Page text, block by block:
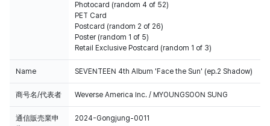
Photocard (random 4 of 52)
PET Card
Postcard (random 2 of 26)
Poster (random 1 of 5)
Retail Exclusive Postcard (random 1 of 3)
Name SEVENTEEN 4th Album 'Face the Sun' (ep.2 Shadow)
商号名/代表者 Weverse America Inc. / MYOUNGSOON SUNG
通信販売業申
2024-Gongjung-0011